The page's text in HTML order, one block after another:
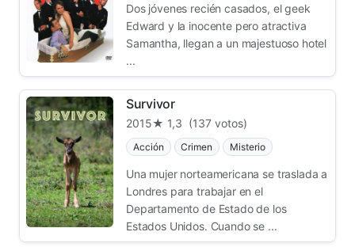
Dos jóvenes recién casados, el geek
Edward y la inocente pero atractiva
Samantha, llegan a un majestuoso hotel
...
Survivor
2015★ 1,3 (137 votos)
Acción Crimen Misterio
Una mujer norteamericana se traslada a
Londres para trabajar en el
Departamento de Estado de los
Estados Unidos. Cuando se ...